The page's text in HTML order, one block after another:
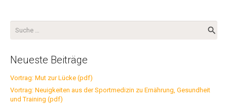
Suche
Neueste Beiträge
Vortrag: Mut zur Lücke (pdf)
Vortrag: Neuigkeiten aus der Sportmedizin zu Ernährung, Gesundheit
und Training (pdf)